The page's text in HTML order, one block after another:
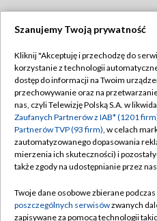
Abonament TVP
Emisja w TVP
Centrum informacji TVP
Naziemna Telewizja
Rada Programowa
Polityka
Moje
Szanujemy Twoją prywatność
Kliknij "Akceptuję i przechodzę do
korzystanie z technologii
dostęp do informacji na Twoim
przechowywanie oraz na
nas, czyli Telewizję Polską S.A. w
Zaufanych Partnerów z IAB* (1201
Partnerów TVP (93 firm), w celach
zautomatyzowanego dopasowania
mierzenia ich skuteczności) i
także zgody na udostępnianie przez
Twoje dane osobowe zbierane
poszczególnych serwisówzwanych
zapisywane za pomocą technologii